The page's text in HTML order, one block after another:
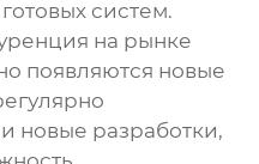
систем.
на рынке
появляются новые
новые разработки,